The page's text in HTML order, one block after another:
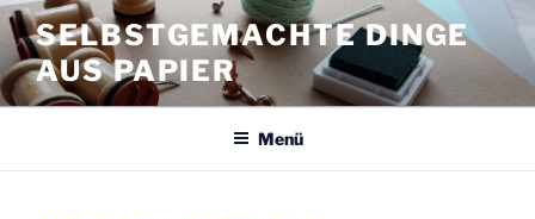
Zum
Inhalt
springen
SELBSTGEMACHTE DINGE
AUS PAPIER
Menü